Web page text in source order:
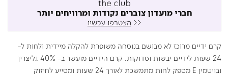
חברי מועדון צוברים נקודות ומרוויחים יותר
<< הצטרפו עכשיו
קרם ידיים מרוכז לא מבושם בנוסחה משופרת להקלה מיידית ולחות ל-
24 שעות לידיים יבשות וסדוקות. קרם הידיים מועשר ב- 40% גליצרין
ובויטמין E מספק לחות מתמשכת לאורך 24 שעות ומסייע לחיזוק